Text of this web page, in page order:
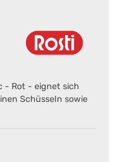
- Rot - eignet sich
Schüsseln sowie